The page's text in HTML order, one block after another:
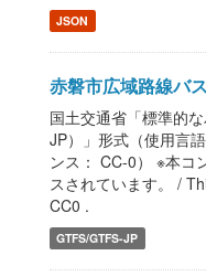
JSON
赤磐市広域路線バ
国土交通省「標準的
JP）」形式（使用言
ンス： CC-0） ※本コ
スされています。 /
CC0 .
GTFS/GTFS-JP